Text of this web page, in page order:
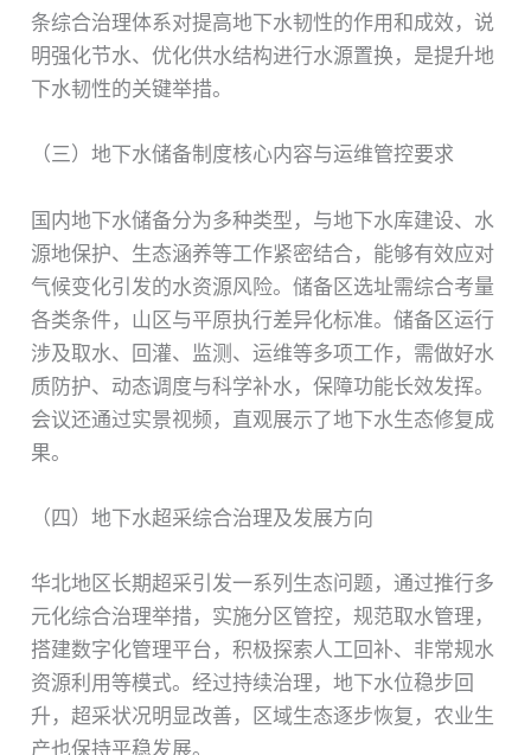
条综合治理体系对提高地下水韧性的作用和成效，说
明强化节水、优化供水结构进行水源置换，是提升地
下水韧性的关键举措。
（三）地下水储备制度核心内容与运维管控要求
国内地下水储备分为多种类型，与地下水库建设、水
源地保护、生态涵养等工作紧密结合，能够有效应对
气候变化引发的水资源风险。储备区选址需综合考量
各类条件，山区与平原执行差异化标准。储备区运行
涉及取水、回灌、监测、运维等多项工作，需做好水
质防护、动态调度与科学补水，保障功能长效发挥。
会议还通过实景视频，直观展示了地下水生态修复成
果。
（四）地下水超采综合治理及发展方向
华北地区长期超采引发一系列生态问题，通过推行多
元化综合治理举措，实施分区管控，规范取水管理，
搭建数字化管理平台，积极探索人工回补、非常规水
资源利用等模式。经过持续治理，地下水位稳步回
升，超采状况明显改善，区域生态逐步恢复，农业生
产也保持平稳发展。